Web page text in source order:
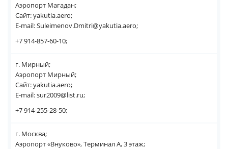
Аэропорт Магадан;
Сайт: yakutia.aero;
E-mail: Suleimenov.Dmitri@yakutia.aero;
+7 914-857-60-10;
г. Мирный;
Аэропорт Мирный;
Сайт: yakutia.aero;
E-mail: sur2009@list.ru;
+7 914-255-28-50;
г. Москва;
Аэропорт «Внуково», Терминал А, 3 этаж;